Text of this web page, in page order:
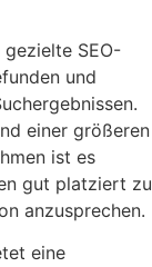
gezielte SEO-
und
einer größeren
ist es
gut platziert zu
anzusprechen.
eine